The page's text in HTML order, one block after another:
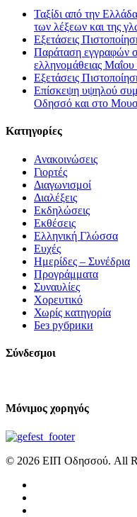
Ταξίδι από την
των λέξεων και της
Εξετάσεις
Παράταση εγγραφών
ελληνομάθειας
Εξετάσεις
Επίσκεψη υψηλού
Οδησσό και στο
Kατηγορίες
Ανακοινώσεις
Γιορτές
Διαγωνισμοί
Διαλέξεις
Εκδηλώσεις
Εκθέσεις
Ελληνική Γλώσσα
Ευχές
Ημερίδες – Συνέδρια
Προγράμματα
Συναυλίες
Χορευτικό
Χωρίς κατηγορία
Без рубрики
Σύνδεσμοι
Μόνιμος χορηγός
© 2026 ΕΙΠ Οδησσού. All